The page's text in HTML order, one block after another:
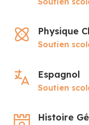
Physique
Soutien
Espagnol
Soutien
Histoire